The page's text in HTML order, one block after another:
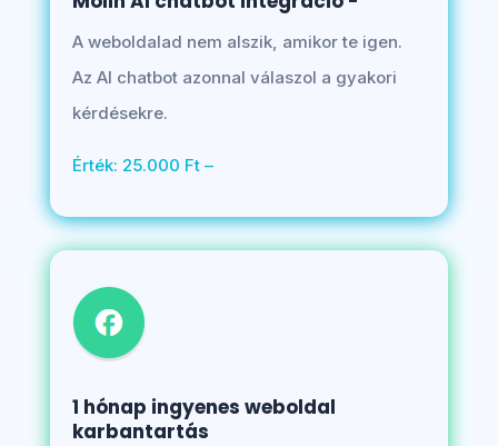
A weboldalad nem alszik, amikor te igen.
Az AI chatbot azonnal válaszol a gyakori
kérdésekre.
Érték: 25.000 Ft –
1 hónap ingyenes weboldal
karbantartás